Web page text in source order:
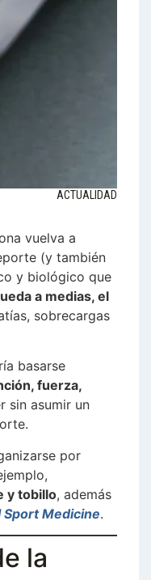
ACTUALIDAD
vuelva a
(y también
y biológico que
a medias, el
sobrecargas
basarse
fuerza,
sin asumir un
por
y tobillo, además
Sport Medicine.
la